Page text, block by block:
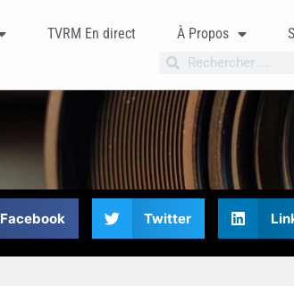
TVRM En direct À Propos
Facebook Twitter